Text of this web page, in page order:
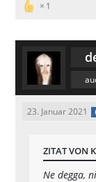
1
23. Januar 2021
ZITAT VON
Ne degga,